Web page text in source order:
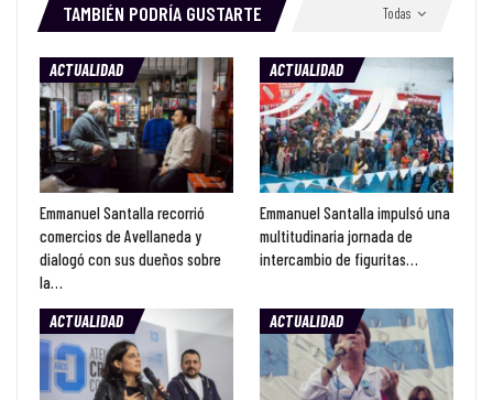
Todas
TAMBIÉN PODRÍA GUSTARTE
ACTUALIDAD
Emmanuel Santalla recorrió
comercios de Avellaneda y
dialogó con sus dueños sobre
la…
ACTUALIDAD
Emmanuel Santalla impulsó una
multitudinaria jornada de
intercambio de figuritas…
ACTUALIDAD ACTUALIDAD